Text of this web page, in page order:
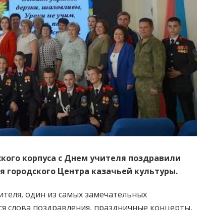
корпуса с Днем учителя поздравили
городского Центра казачьей культуры.
один из самых замечательных
слова поздравления, праздничные концерты,